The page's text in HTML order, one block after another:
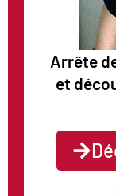
Arrête
et